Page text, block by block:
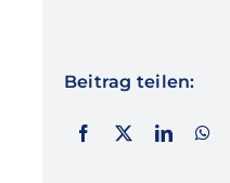
Beitrag teilen: